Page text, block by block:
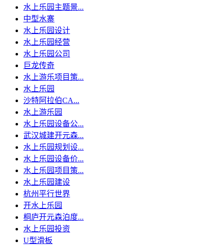
水上乐园主题景...
中型水寨
水上乐园设计
水上乐园经营
水上乐园公司
巨龙传奇
水上游乐项目策...
水上乐园
沙特阿拉伯CA...
水上游乐园
水上乐园设备公...
武汉城建开元森...
水上乐园规划设...
水上乐园设备价...
水上乐园项目策...
水上乐园建设
杭州平行世界
开水上乐园
桐庐开元森泊度...
水上乐园投资
U型滑板